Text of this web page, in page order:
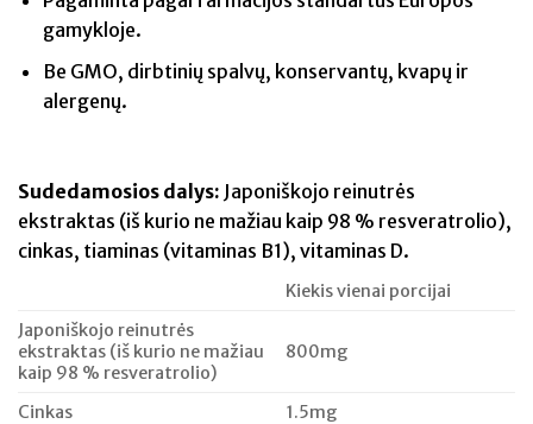
gamykloje.
Be GMO, dirbtinių spalvų, konservantų, kvapų ir
alergenų.
Sudedamosios dalys: Japoniškojo reinutrės
ekstraktas (iš kurio ne mažiau kaip 98 % resveratrolio),
cinkas, tiaminas (vitaminas B1), vitaminas D.
Kiekis vienai porcijai
Japoniškojo reinutrės
ekstraktas (iš kurio ne mažiau
kaip 98 % resveratrolio)
800mg
Cinkas
1.5mg